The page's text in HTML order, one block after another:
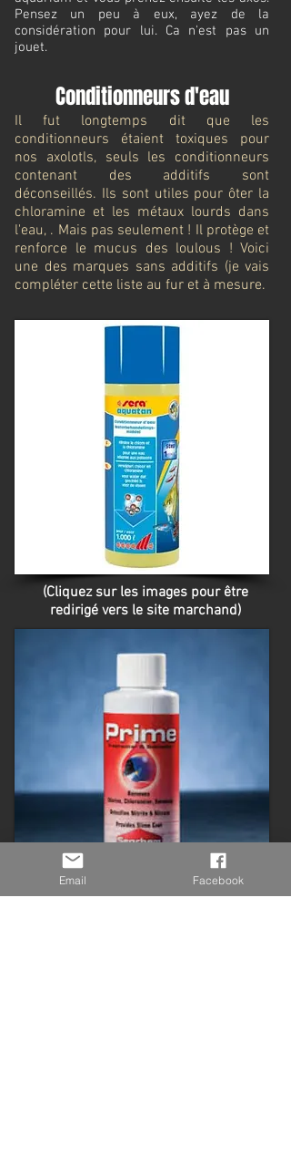
Pensez un peu à eux, ayez de la
considération pour lui. Ca n'est pas un
jouet.
Conditionneurs d'eau
Il fut longtemps dit que les
conditionneurs étaient toxiques pour
nos axolotls, seuls les conditionneurs
contenant des additifs sont
déconseillés. Ils sont utiles pour ôter la
chloramine et les métaux lourds dans
l'eau, . Mais pas seulement ! Il protège et
renforce le mucus des loulous ! Voici
une des marques sans additifs (je vais
compléter cette liste au fur et à mesure.
(Cliquez sur les images pour être
redirigé vers le site marchand)
Email Facebook